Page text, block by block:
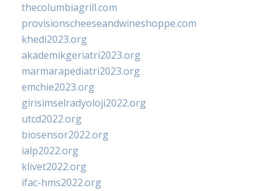
thecolumbiagrill.com
provisionscheeseandwineshoppe.com
khedi2023.org
akademikgeriatri2023.org
marmarapediatri2023.org
emchie2023.org
girisimselradyoloji2022.org
utcd2022.org
biosensor2022.org
ialp2022.org
klivet2022.org
ifac-hms2022.org